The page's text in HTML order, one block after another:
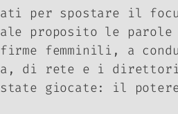
per spostare il
proposito le parole
femminili, a
di rete e i
giocate: il